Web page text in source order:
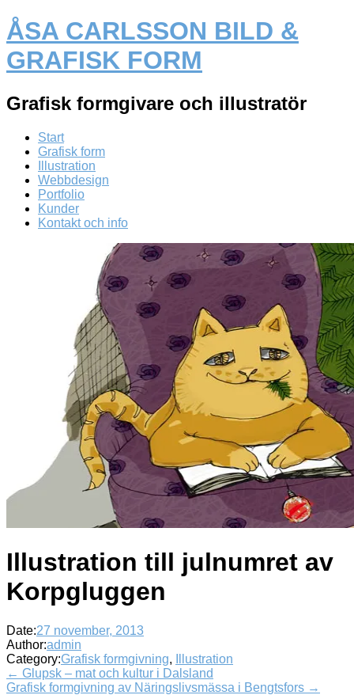
ÅSA CARLSSON BILD &
GRAFISK FORM
Grafisk formgivare och illustratör
Start
Grafisk form
Illustration
Webbdesign
Portfolio
Kunder
Kontakt och info
Illustration till julnumret av
Korpgluggen
Date:27 november, 2013
Author:admin
Category:Grafisk formgivning,
Illustration
← Glupsk – mat och kultur i Dalsland
Grafisk formgivning av Näringslivsmässa i Bengtsfors →